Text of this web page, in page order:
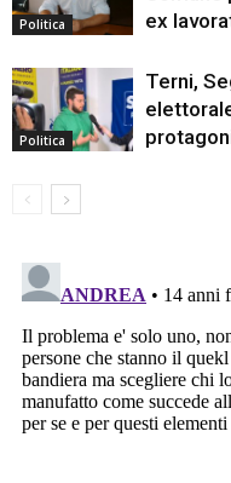
Politica
ex
Politica
Terni,